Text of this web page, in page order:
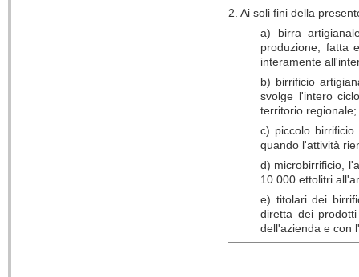
2. Ai soli fini della
a) birra
produzione, fatta
interamente
b) birrificio
svolge l'intero
territorio regionale;
c) piccolo
quando l'attività
d) microbirrificio,
10.000 ettolitri
e) titolari dei
diretta dei
dell'azienda e con